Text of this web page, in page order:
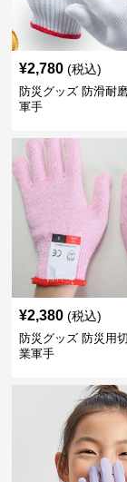
¥2,780 (税込)
防災グッズ 防滑耐
軍手
¥2,380 (税込)
防災グッズ 防災用
業軍手